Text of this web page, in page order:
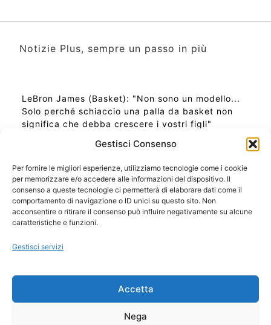
Gestisci Consenso
Per fornire le migliori esperienze, utilizziamo tecnologie come i cookie
per memorizzare e/o accedere alle informazioni del dispositivo. Il
consenso a queste tecnologie ci permetterà di elaborare dati come il
comportamento di navigazione o ID unici su questo sito. Non
acconsentire o ritirare il consenso può influire negativamente su alcune
caratteristiche e funzioni.
Gestisci servizi
Accetta
Nega
Notizie Plus, sempre un passo in più
LeBron James (Basket): "Non sono un modello...
Solo perché schiaccio una palla da basket non
significa che debba crescere i vostri figli"
Ora Esatta in Italia in questo momento
Ti Senti Strano Ultimamente? Potrebbe Essere per
la Risonanza di Schumann
Come Sapere Se Stai Ascendendo alla Quinta
Copyright 2026 NotiziePlus.com